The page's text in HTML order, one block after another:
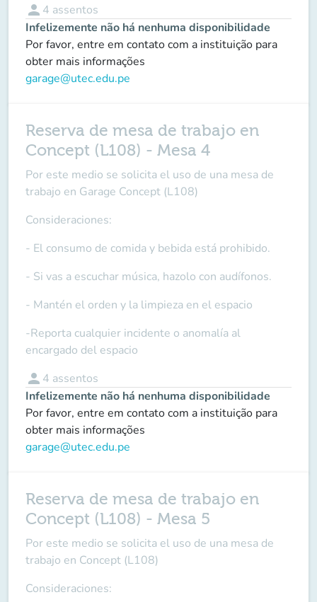
person 4 assentos
Infelizemente não há nenhuma disponibilidade
Por favor, entre em contato com a instituição para
obter mais informações
garage@utec.edu.pe
Reserva de mesa de trabajo en
Concept (L108) - Mesa 4
Por este medio se solicita el uso de una mesa de
trabajo en Garage Concept (L108)
Consideraciones:
- El consumo de comida y bebida está prohibido.
- Si vas a escuchar música, hazolo con audífonos.
- Mantén el orden y la limpieza en el espacio
-Reporta cualquier incidente o anomalía al
encargado del espacio
person 4 assentos
Infelizemente não há nenhuma disponibilidade
Por favor, entre em contato com a instituição para
obter mais informações
garage@utec.edu.pe
Reserva de mesa de trabajo en
Concept (L108) - Mesa 5
Por este medio se solicita el uso de una mesa de
trabajo en Concept (L108)
Consideraciones: